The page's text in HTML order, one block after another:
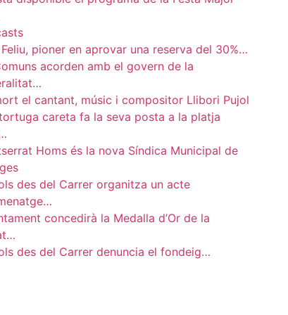
pioner en aprovar una reserva del 30%…
acorden amb el govern de la
el cantant, músic i compositor Llibori Pujol
careta fa la seva posta a la platja
Homs és la nova Síndica Municipal de
des del Carrer organitza un acte
concedirà la Medalla d’Or de la
des del Carrer denuncia el fondeig…